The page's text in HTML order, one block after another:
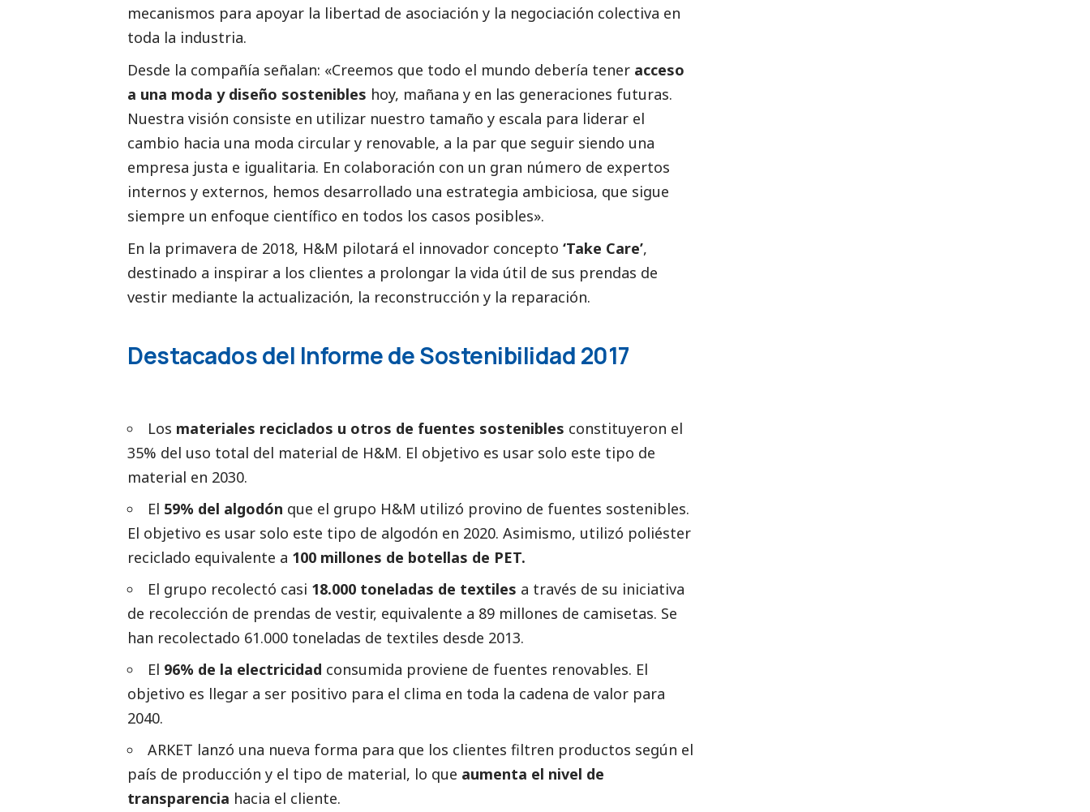
mecanismos para apoyar la libertad de asociación y la negociación colectiva en
toda la industria.
Desde la compañía señalan: «Creemos que todo el mundo debería tener acceso
a una moda y diseño sostenibles hoy, mañana y en las generaciones futuras.
Nuestra visión consiste en utilizar nuestro tamaño y escala para liderar el
cambio hacia una moda circular y renovable, a la par que seguir siendo una
empresa justa e igualitaria. En colaboración con un gran número de expertos
internos y externos, hemos desarrollado una estrategia ambiciosa, que sigue
siempre un enfoque científico en todos los casos posibles».
En la primavera de 2018, H&M pilotará el innovador concepto ‘Take Care’,
destinado a inspirar a los clientes a prolongar la vida útil de sus prendas de
vestir mediante la actualización, la reconstrucción y la reparación.
Destacados del Informe de Sostenibilidad 2017
Los materiales reciclados u otros de fuentes sostenibles constituyeron el
35% del uso total del material de H&M. El objetivo es usar solo este tipo de
material en 2030.
El 59% del algodón que el grupo H&M utilizó provino de fuentes sostenibles.
El objetivo es usar solo este tipo de algodón en 2020. Asimismo, utilizó poliéster
reciclado equivalente a 100 millones de botellas de PET.
El grupo recolectó casi 18.000 toneladas de textiles a través de su iniciativa
de recolección de prendas de vestir, equivalente a 89 millones de camisetas. Se
han recolectado 61.000 toneladas de textiles desde 2013.
El 96% de la electricidad consumida proviene de fuentes renovables. El
objetivo es llegar a ser positivo para el clima en toda la cadena de valor para
2040.
ARKET lanzó una nueva forma para que los clientes filtren productos según el
país de producción y el tipo de material, lo que aumenta el nivel de
transparencia hacia el cliente.